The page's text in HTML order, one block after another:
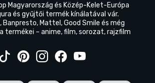
Magyarország és Közép-Kelet-Európa
és gyűjtői termék kínálatával vár.
Banpresto, Mattel, Good Smile és még
termékei – anime, film, sorozat, rajzfilm